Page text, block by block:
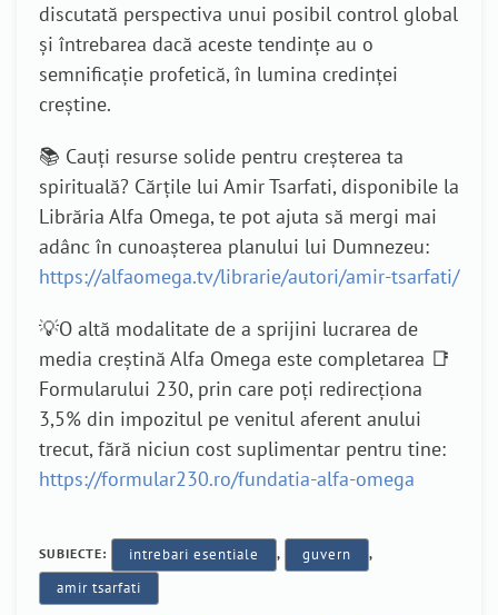
discutată perspectiva unui posibil control global
și întrebarea dacă aceste tendințe au o
semnificație profetică, în lumina credinței
creștine.
📚 Cauți resurse solide pentru creșterea ta
spirituală? Cărțile lui Amir Tsarfati, disponibile la
Librăria Alfa Omega, te pot ajuta să mergi mai
adânc în cunoașterea planului lui Dumnezeu:
https://alfaomega.tv/librarie/autori/amir-tsarfati/
💡O altă modalitate de a sprijini lucrarea de
media creștină Alfa Omega este completarea 📑
Formularului 230, prin care poți redirecționa
3,5% din impozitul pe venitul aferent anului
trecut, fără niciun cost suplimentar pentru tine:
https://formular230.ro/fundatia-alfa-omega
SUBIECTE: intrebari esentiale , guvern ,
amir tsarfati